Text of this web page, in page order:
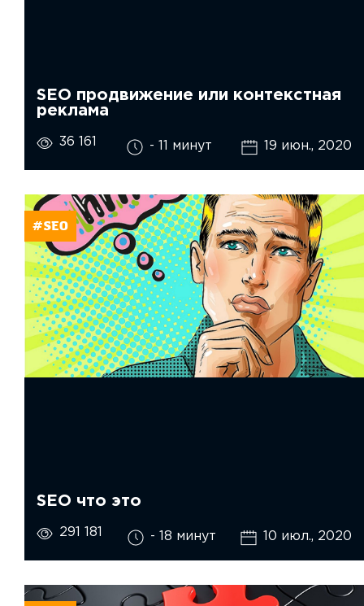
SEO продвижение или контекстная
реклама
36 161 - 11 минут 19 июн., 2020
#SEO
SEO что это
291 181 - 18 минут 10 июл., 2020